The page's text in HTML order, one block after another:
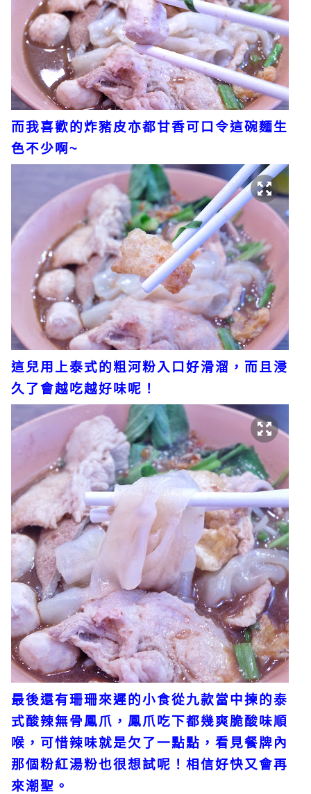
而我喜歡的炸豬皮亦都甘香可口令這碗麵生
色不少啊~
這兒用上泰式的粗河粉入口好滑溜，而且浸
久了會越吃越好味呢！
最後還有珊珊來遲的小食從九款當中揀的泰
式酸辣無骨鳳爪，鳳爪吃下都幾爽脆酸味順
喉，可惜辣味就是欠了一點點，看見餐牌內
那個粉紅湯粉也很想試呢！相信好快又會再
來潮聖。